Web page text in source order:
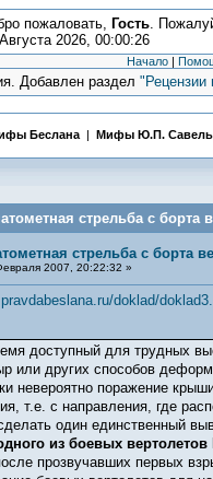
пожаловать, Гость.
2026, 00:00:26
Начало |
Добавлен раздел"Рецензии
Беслана| Мифы Ю.П.
стрельба с борта
стрельба с борта
2007, 20:22:32 »
doklad/
доступный для трудных
или других способов
невероятно поражение
т.е. с направления, где
один единственный
из боевых
прозвучавших первых